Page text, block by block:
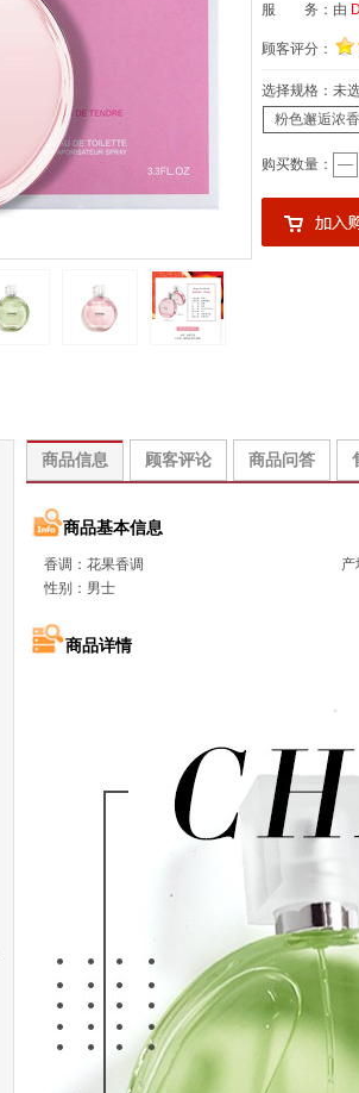
服 务：由
顾客评分：
选择规格： 未
粉色邂逅浓
购买数量：
商品信息 顾客评论 商品问答
商品基本信息
香调：花果香调
产
性别：男士
商品详情